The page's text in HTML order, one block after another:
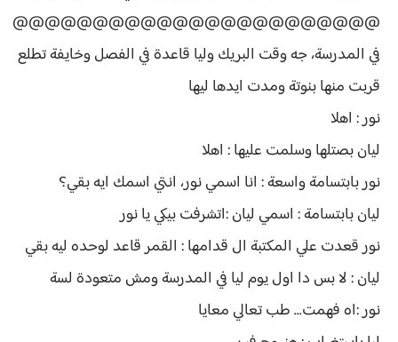
@@@@@@@@@@@@@@@@@@@@@@@
في المدرسة، جه وقت البريك وليا قاعدة في الفصل وخايفة تطلع
قربت منها بنوتة ومدت ايدها ليها
نور : اهلا
ليان بصتلها وسلمت عليها : اهلا
نور بابتسامة واسعة : انا اسمي نور، انتي اسمك ايه بقي؟
ليان بابتسامة : اسمي ليان :اتشرفت بيكي يا نور
نور قعدت علي المكتبة ال قدامها : القمر قاعد لوحده ليه بقي
ليان : لا بس دا اول يوم ليا في المدرسة ومش متعودة لسة
نور :اه فهمت... طب تعالي معايا